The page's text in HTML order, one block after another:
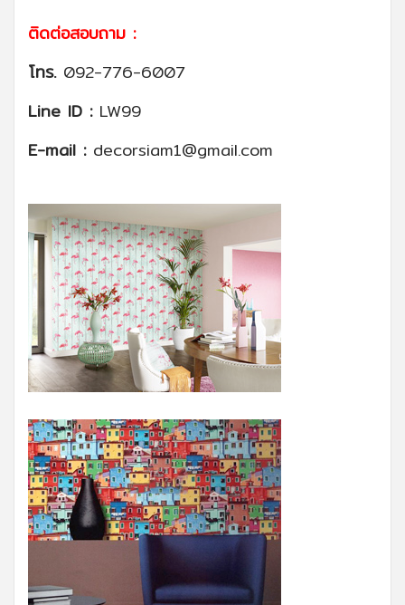
ติดต่อสอบถาม :
โทร.092-776-6007
Line ID :LW99
E-mail : decorsiam1@gmail.com